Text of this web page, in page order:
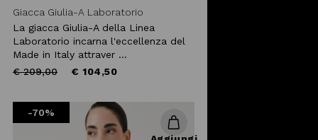
Giacca Giulia-A Laboratorio
La giacca Giulia-A della Linea
Laboratorio incarna l'eccellenza del
Made in Italy attraver ...
Price
€ 209,00to € 104,50
-70%